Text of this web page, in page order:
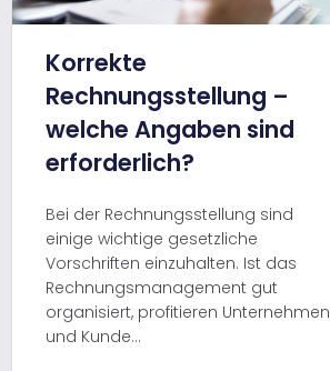
Korrekte
Rechnungsstellung –
welche Angaben sind
erforderlich?
Bei der Rechnungsstellung sind
einige wichtige gesetzliche
Vorschriften einzuhalten. Ist das
Rechnungsmanagement gut
organisiert, profitieren Unternehmen
und Kunde...